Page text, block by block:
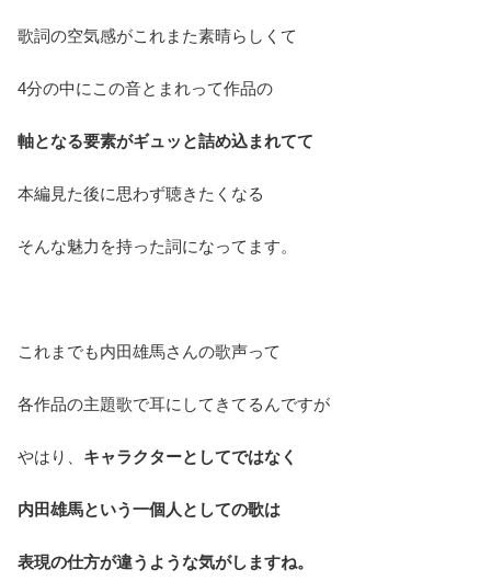
歌詞の空気感がこれまた素晴らしくて
4分の中にこの音とまれって作品の
軸となる要素がギュッと詰め込まれてて
本編見た後に思わず聴きたくなる
そんな魅力を持った詞になってます。
これまでも内田雄馬さんの歌声って
各作品の主題歌で耳にしてきてるんですが
やはり、 キャラクターとしてではなく
内田雄馬という一個人としての歌は
表現の仕方が違うような気がしますね。